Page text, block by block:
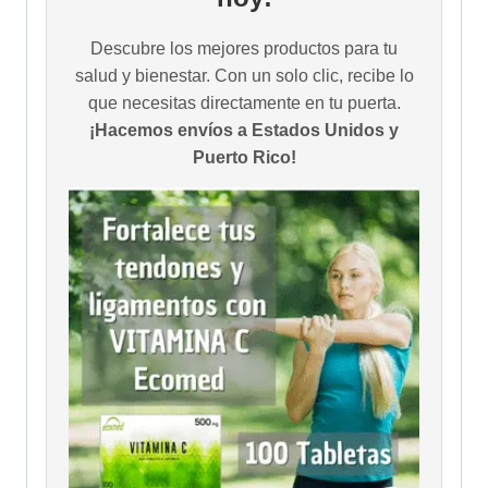
Descubre los mejores productos para tu
salud y bienestar. Con un solo clic, recibe lo
que necesitas directamente en tu puerta.
¡Hacemos envíos a Estados Unidos y
Puerto Rico!